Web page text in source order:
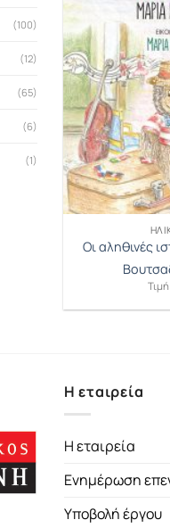
(100)
(12)
(65)
(6)
(1)
Οι αληθινές
Η εταιρεία
Η εταιρεία
Ενημέρωση
Υποβολή έργου